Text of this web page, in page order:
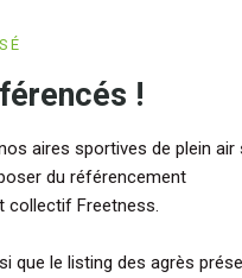
!
aires sportives de plein
du référencement
collectif Freetness.
que le listing des agrès